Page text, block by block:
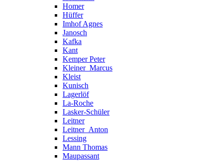
Homer
Hüffer
Imhof Agnes
Janosch
Kafka
Kant
Kemper Peter
Kleiner_Marcus
Kleist
Kunisch
Lagerlöf
La-Roche
Lasker-Schüler
Leitner
Leitner_Anton
Lessing
Mann Thomas
Maupassant